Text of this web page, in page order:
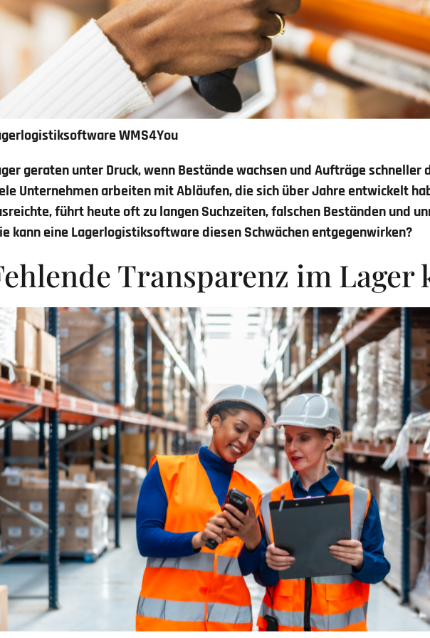
WMS4You
geraten unter Druck, wenn Bestände wachsen und Aufträge schneller
Unternehmen arbeiten mit Abläufen, die sich über Jahre entwickelt
führt heute oft zu langen Suchzeiten, falschen Beständen und
kann eine Lagerlogistiksoftware diesen Schwächen entgegenwirken?
Transparenz im Lager